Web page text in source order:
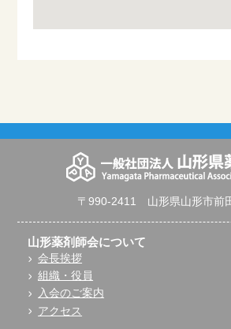
〒990-2411 山形県山形市前
山形薬剤師会について
会長挨拶
組織・役員
入会のご案内
アクセス